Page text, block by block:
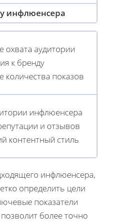
инфлюенсера
охвата аудитории
к бренду
количества показов
инфлюенсера
и отзывов
контентный стиль
инфлюенсера,
определить цели
показатели
более точно